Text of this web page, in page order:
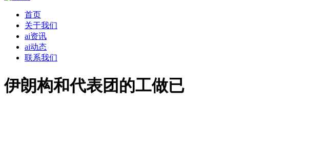
首页
关于我们
ai资讯
ai动态
联系我们
伊朗构和代表团的工做已